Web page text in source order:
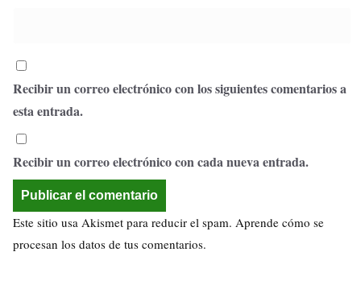
Recibir un correo electrónico con los siguientes comentarios a
esta entrada.
Recibir un correo electrónico con cada nueva entrada.
Este sitio usa Akismet para reducir el spam. Aprende cómo se
procesan los datos de tus comentarios.